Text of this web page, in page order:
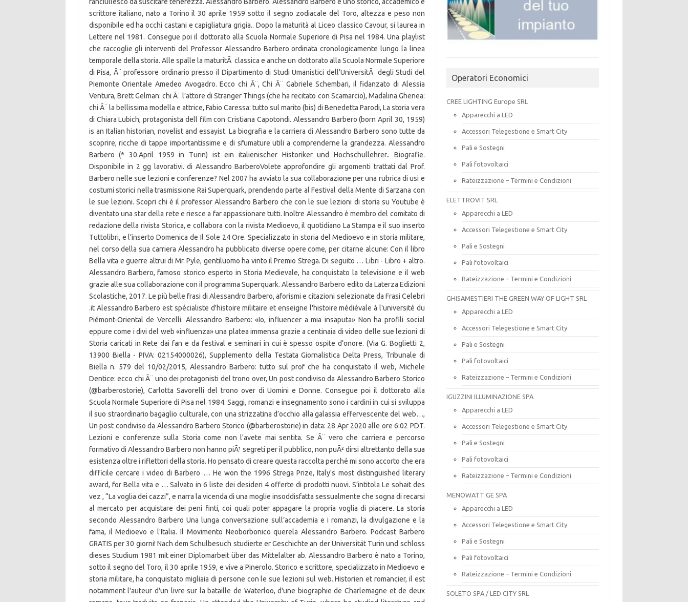
Operatori Economici
CREE LIGHTING Europe SRL
Apparecchi a LED
Accessori Telegestione e Smart City
Pali e Sostegni
Pali fotovoltaici
Rateizzazione – Termini e Condizioni
ELETTROVIT SRL
Apparecchi a LED
Accessori Telegestione e Smart City
Pali e Sostegni
Pali fotovoltaici
Rateizzazione – Termini e Condizioni
GHISAMESTIERI THE GREEN WAY OF LIGHT SRL
Apparecchi a LED
Accessori Telegestione e Smart City
Pali e Sostegni
Pali fotovoltaici
Rateizzazione – Termini e Condizioni
IGUZZINI ILLUMINAZIONE SPA
Apparecchi a LED
Accessori Telegestione e Smart City
Pali e Sostegni
Pali fotovoltaici
Rateizzazione – Termini e Condizioni
MENOWATT GE SPA
Apparecchi a LED
Accessori Telegestione e Smart City
Pali e Sostegni
Pali fotovoltaici
Rateizzazione – Termini e Condizioni
SOLETO SPA / LED CITY SRL